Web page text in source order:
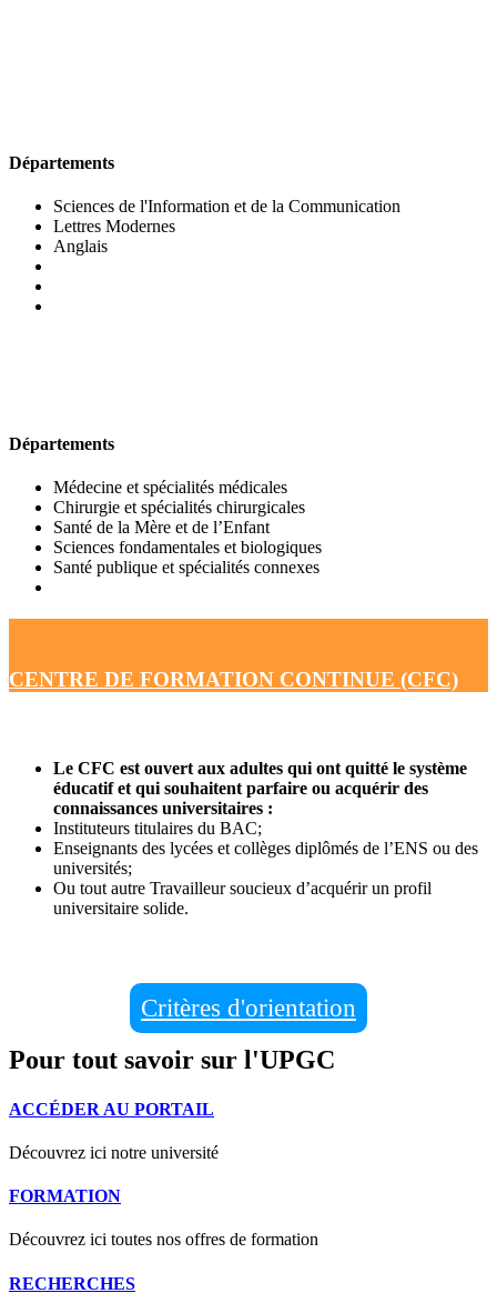
Départements
Sciences de l'Information et de la Communication
Lettres Modernes
Anglais
Départements
Médecine et spécialités médicales
Chirurgie et spécialités chirurgicales
Santé de la Mère et de l’Enfant
Sciences fondamentales et biologiques
Santé publique et spécialités connexes
CENTRE DE FORMATION CONTINUE (CFC)
Le CFC est ouvert aux adultes qui ont quitté le système
éducatif et qui souhaitent parfaire ou acquérir des
connaissances universitaires :
Instituteurs titulaires du BAC;
Enseignants des lycées et collèges diplômés de l’ENS ou des
universités;
Ou tout autre Travailleur soucieux d’acquérir un profil
universitaire solide.
Critères d'orientation
Pour tout savoir sur l'UPGC
ACCÉDER AU PORTAIL
Découvrez ici notre université
FORMATION
Découvrez ici toutes nos offres de formation
RECHERCHES